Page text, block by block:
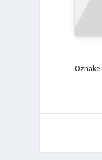
Oznake: